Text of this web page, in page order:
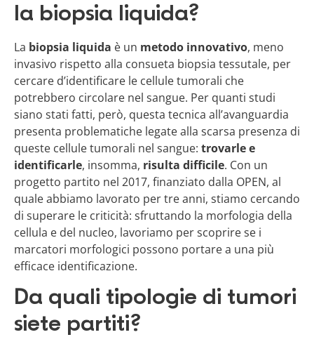
la biopsia liquida?
La biopsia liquida è un metodo innovativo, meno
invasivo rispetto alla consueta biopsia tessutale, per
cercare d’identificare le cellule tumorali che
potrebbero circolare nel sangue. Per quanti studi
siano stati fatti, però, questa tecnica all’avanguardia
presenta problematiche legate alla scarsa presenza di
queste cellule tumorali nel sangue: trovarle e
identificarle, insomma, risulta difficile. Con un
progetto partito nel 2017, finanziato dalla OPEN, al
quale abbiamo lavorato per tre anni, stiamo cercando
di superare le criticità: sfruttando la morfologia della
cellula e del nucleo, lavoriamo per scoprire se i
marcatori morfologici possono portare a una più
efficace identificazione.
Da quali tipologie di tumori
siete partiti?